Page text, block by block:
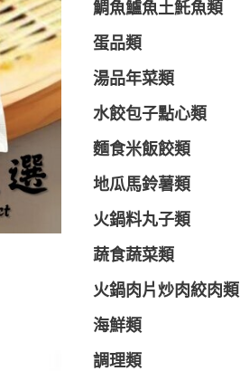
鯛魚鱸魚土魠魚類
蛋品類
湯品年菜類
水餃包子點心類
麵食米飯餃類
地瓜馬鈴薯類
火鍋料丸子類
蔬食蔬菜類
火鍋肉片炒肉絞肉類
海鮮類
調理類